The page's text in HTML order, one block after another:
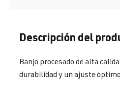
Descripción del
Banjo procesado de alta
durabilidad y un ajuste óptimo.